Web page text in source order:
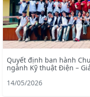
Quyết định ban hành
ngành Kỹ thuật Điện –
14/05/2026